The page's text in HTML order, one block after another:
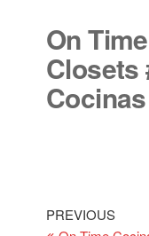
On
Closets
Post
Previous
PREVIOUS